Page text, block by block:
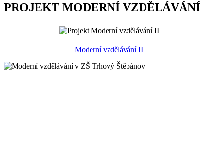
PROJEKT MODERNÍ VZDĚLÁVÁNÍ
Moderní vzdělávání II